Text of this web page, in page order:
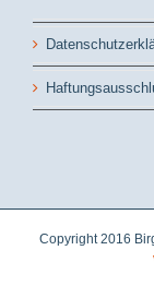
Copyright 2016